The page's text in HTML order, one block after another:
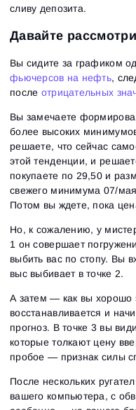
сливу депозита.
Давайте
Вы сидите за графиком
фьючерсов на нефть,
после отрицательных
Вы замечаете
более высоких
решаете, что сейчас
этой тенденции, и
покупаете по 29,50 и
свежего минимума 07/
Потом вы ждете, пока
Но, к сожалению, у
1 он совершает
выбить вас по стопу. Вы
выс выбивает в точке 2.
А затем — как вы хорошо
восстанавливается и
прогноз. В точке 3 вы
которые толкают цену
пробое — признак силы
После нескольких
вашего компьютера, с